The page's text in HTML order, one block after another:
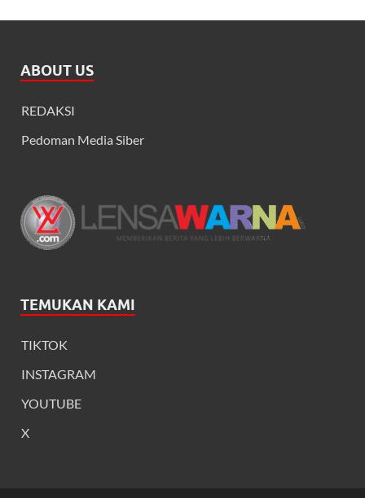
ABOUT US
REDAKSI
Pedoman Media Siber
TEMUKAN KAMI
TIKTOK
INSTAGRAM
YOUTUBE
X